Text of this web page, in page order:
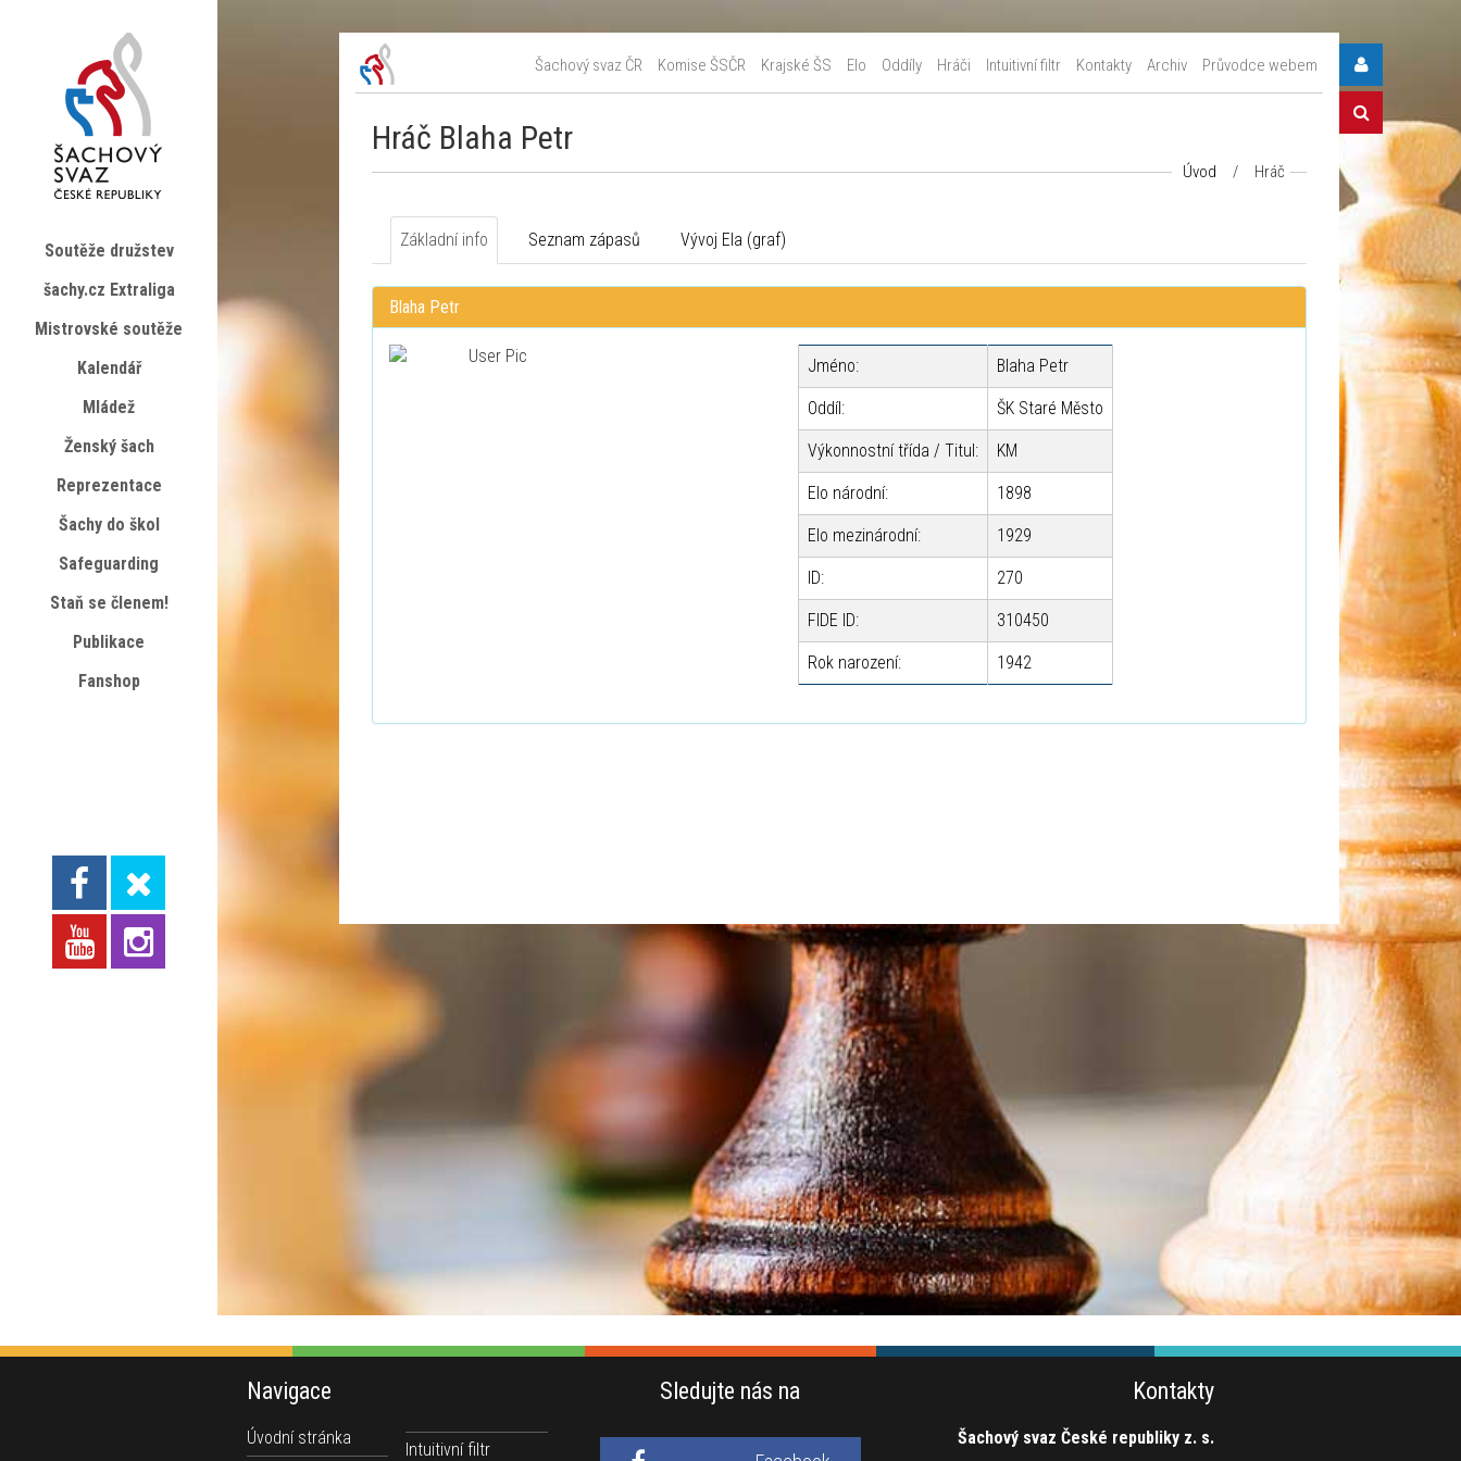
Šachový svaz ČR Komise ŠSČR Krajské ŠS Elo Oddíly Hráči Intuitivní filtr Kontakty Archiv Průvodce webem
Hráč Blaha Petr
Úvod / Hráč
Základní info Seznam zápasů Vývoj Ela (graf)
Blaha Petr
Jméno: Blaha Petr
Oddíl: ŠK Staré Město
Výkonnostní třída / Titul: KM
Elo národní: 1898
Elo mezinárodní: 1929
ID: 270
FIDE ID: 310450
Rok narození: 1942
Soutěže družstev
šachy.cz Extraliga
Mistrovské soutěže
Kalendář
Mládež
Ženský šach
Reprezentace
Šachy do škol
Safeguarding
Staň se členem!
Publikace
Fanshop
Navigace
Úvodní stránka
Intuitivní filtr
Sledujte nás na Kontakty
Šachový svaz České republiky z. s.